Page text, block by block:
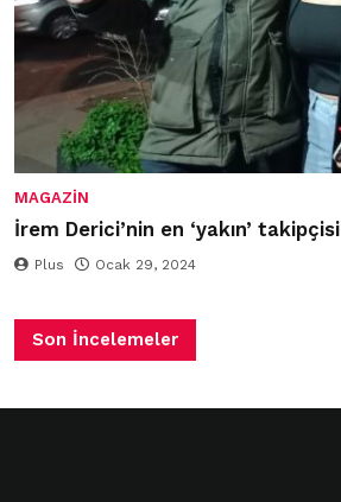
MAGAZIN
İrem Derici’nin en ‘yakın’ takipçisi
Plus Ocak 29, 2024
Son İncelemeler